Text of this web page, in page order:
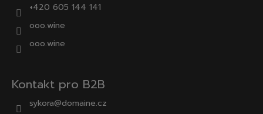
+420 605 144 141
ooo.wine
ooo.wine
Kontakt pro B2B
sykora@domaine.cz